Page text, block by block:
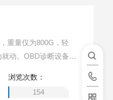
重量仅为800G，轻
动。OBD诊断设备
浏览次数：
154